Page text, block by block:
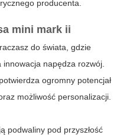
producenta.
mini mark ii
do świata, gdzie
napędza rozwój.
ogromny potencjał
możliwość personalizacji.
podwaliny pod przyszłość